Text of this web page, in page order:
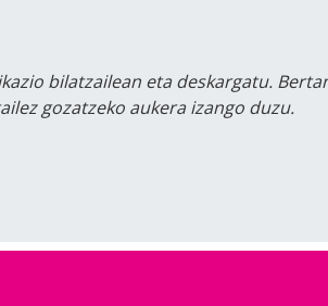
bilatzailean eta deskargatu.
gozatzeko aukera izango duzu.